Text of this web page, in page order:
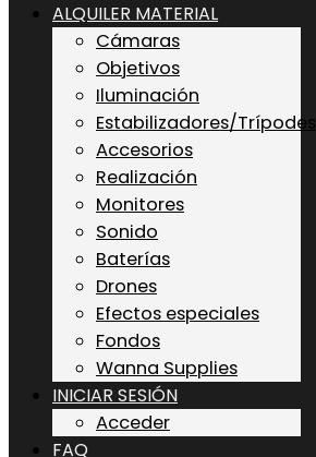
ALQUILER MATERIAL
Cámaras
Objetivos
Iluminación
Estabilizadores/Trípodes
Accesorios
Realización
Monitores
Sonido
Baterías
Drones
Efectos especiales
Fondos
Wanna Supplies
INICIAR SESIÓN
Acceder
FAQ